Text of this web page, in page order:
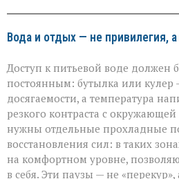
Вода и отдых — не привилегия,
Доступ к питьевой воде должен
постоянным: бутылка или кулер
досягаемости, а температура
резкого контраста с
нужны отдельные прохладные
восстановления сил: в таких
на комфортном уровне,
в себя. Эти паузы — не